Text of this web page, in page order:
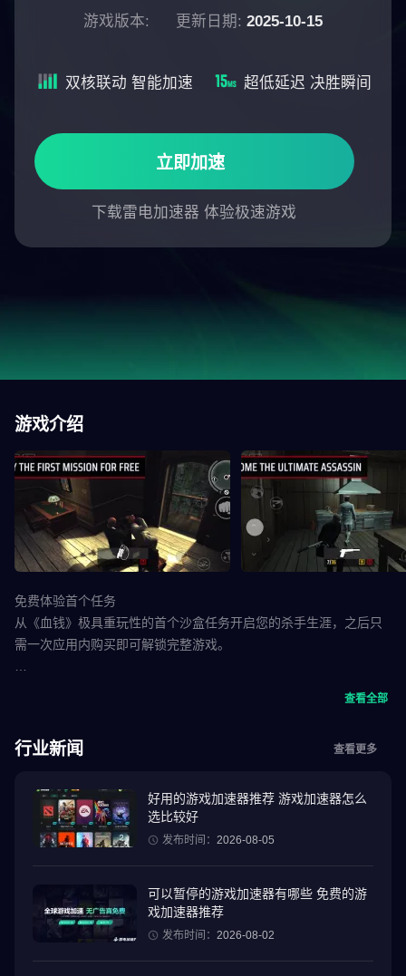
游戏版本: 更新日期: 2025-10-15
立即加速
下载雷电加速器 体验极速游戏
双核联动 智能加速 超低延迟 决胜瞬间
游戏介绍
免费体验首个任务
从《血钱》极具重玩性的首个沙盒任务开启您的杀手生涯，之后只
需一次应用内购买即可解锁完整游戏。
Franchise”盯上。
踏上大胆的任务，铲除幕后阴谋的幕后黑手，运用一切可用工具，
在保持低调的同时完成任务。潜入、处决，然后神不知鬼不觉地逃
经典潜行动作游戏——配备完全可定制的触摸屏界面和完整的游戏
手柄支持。
查看全部
行业新闻 查看更多
好用的游戏加速器推荐 游戏加速器怎么
选比较好
发布时间： 2026-08-05
可以暂停的游戏加速器有哪些 免费的游
戏加速器推荐
发布时间： 2026-08-02